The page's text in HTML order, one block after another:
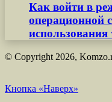
Как войти в
операционной
использования
© Copyright 2026,
Кнопка «Наверх»